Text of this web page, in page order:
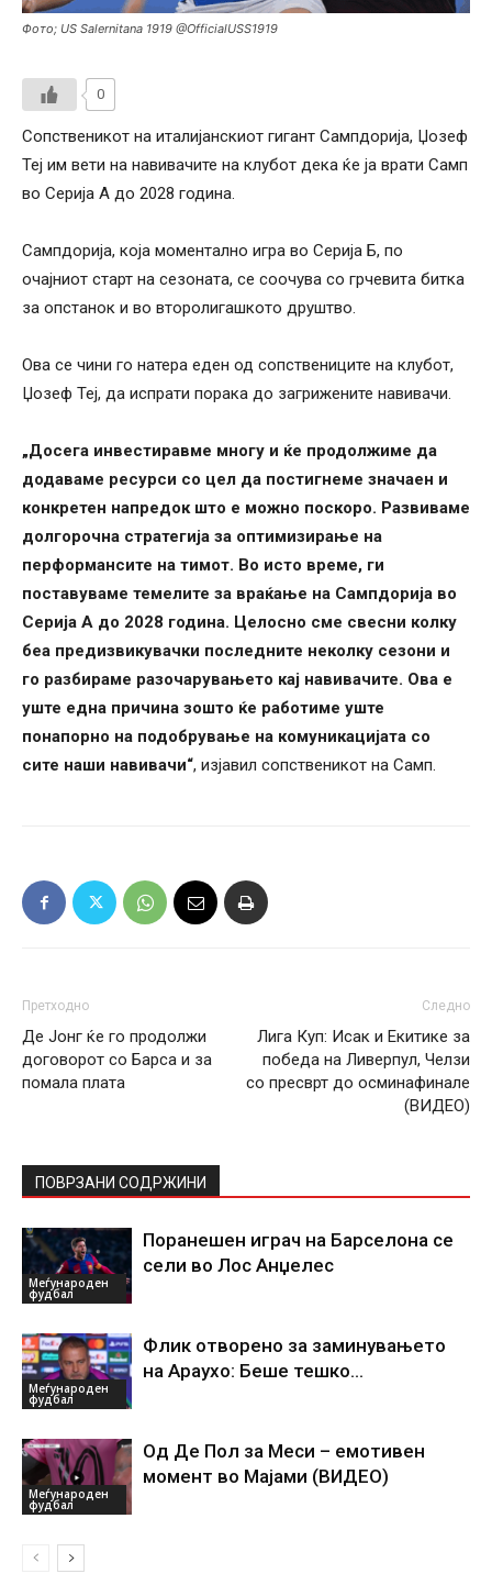
Фото; US Salernitana 1919 @OfficialUSS1919
0
Сопственикот на италијанскиот гигант Сампдорија, Џозеф
Теј им вети на навивачите на клубот дека ќе ја врати Самп
во Серија А до 2028 година.
Сампдорија, која моментално игра во Серија Б, по
очајниот старт на сезоната, се соочува со грчевита битка
за опстанок и во второлигашкото друштво.
Ова се чини го натера еден од сопствениците на клубот,
Џозеф Теј, да испрати порака до загрижените навивачи.
„Досега инвестиравме многу и ќе продолжиме да
додаваме ресурси со цел да постигнеме значаен и
конкретен напредок што е можно поскоро. Развиваме
долгорочна стратегија за оптимизирање на
перформансите на тимот. Во исто време, ги
поставуваме темелите за враќање на Сампдорија во
Серија А до 2028 година. Целосно сме свесни колку
беа предизвикувачки последните неколку сезони и
го разбираме разочарувањето кај навивачите. Ова е
уште една причина зошто ќе работиме уште
понапорно на подобрување на комуникацијата со
сите наши навивачи“, изјавил сопственикот на Самп.
Претходно
Де Јонг ќе го продолжи
договорот со Барса и за
помала плата
Следно
Лига Куп: Исак и Екитике за
победа на Ливерпул, Челзи
со пресврт до осминафинале
(ВИДЕО)
ПОВРЗАНИ СОДРЖИНИ
Меѓународен
фудбал
Поранешен играч на Барселона се
сели во Лос Анџелес
Меѓународен
фудбал
Флик отворено за заминувањето
на Араухо: Беше тешко…
Меѓународен
фудбал
Од Де Пол за Меси – емотивен
момент во Мајами (ВИДЕО)